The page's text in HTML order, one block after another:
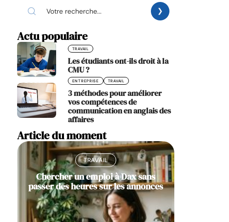
Actu populaire
TRAVAIL
Les étudiants ont-ils droit à la
CMU ?
ENTREPRISE TRAVAIL
3 méthodes pour améliorer
vos compétences de
communication en anglais des
affaires
Article du moment
TRAVAIL
Chercher un emploi à Dax sans
passer des heures sur les annonces